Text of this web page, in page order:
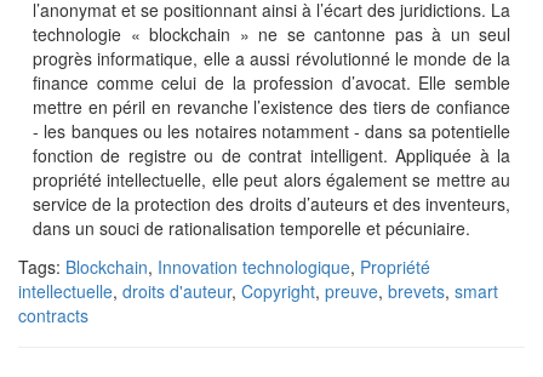
l’anonymat et se positionnant ainsi à l’écart des juridictions. La
technologie « blockchain » ne se cantonne pas à un seul
progrès informatique, elle a aussi révolutionné le monde de la
finance comme celui de la profession d’avocat. Elle semble
mettre en péril en revanche l’existence des tiers de confiance
- les banques ou les notaires notamment - dans sa potentielle
fonction de registre ou de contrat intelligent. Appliquée à la
propriété intellectuelle, elle peut alors également se mettre au
service de la protection des droits d’auteurs et des inventeurs,
dans un souci de rationalisation temporelle et pécuniaire.
Tags: Blockchain, Innovation technologique, Propriété
intellectuelle, droits d'auteur, Copyright, preuve, brevets, smart
contracts